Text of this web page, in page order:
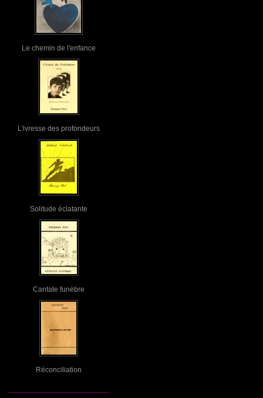
Le chemin de l'enfance
L'ivresse des profondeurs
Solitude éclatante
Cantate funèbre
Réconciliation